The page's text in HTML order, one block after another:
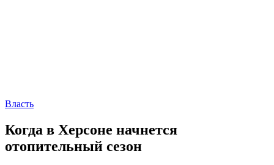
Власть
Когда в Херсоне начнется
отопительный сезон